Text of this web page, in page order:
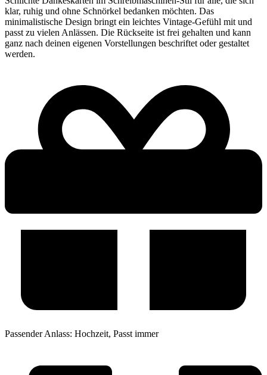
klar, ruhig und ohne Schnörkel bedanken möchten. Das
minimalistische Design bringt ein leichtes Vintage-Gefühl mit und
passt zu vielen Anlässen. Die Rückseite ist frei gehalten und kann
ganz nach deinen eigenen Vorstellungen beschriftet oder gestaltet
werden.
Passender Anlass: Hochzeit, Passt immer